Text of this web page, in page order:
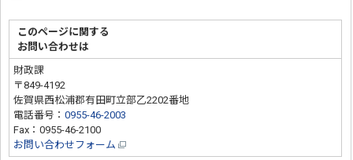
このページに関する
お問い合わせは
財政課
〒849-4192
佐賀県西松浦郡有田町立部乙2202番地
電話番号：0955-46-2003
Fax：0955-46-2100
お問い合わせフォーム